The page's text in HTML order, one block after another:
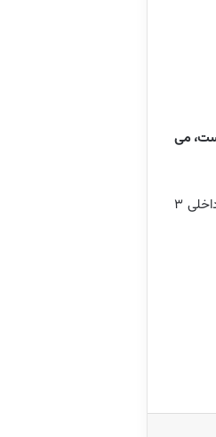
که در دی ماه 1404 منتشر شده است، می
در صورت تمایل به دریافت نسخه نمونه رایگان و یا دریافت اشتراک با شماره های ۰۲۱۷۷۵۲۳۵۵۳ و ۰۲۱۷۷۵۳۳۱۵۸ داخلی ۳